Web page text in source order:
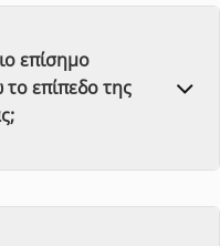
επίσημο
το επίπεδο της